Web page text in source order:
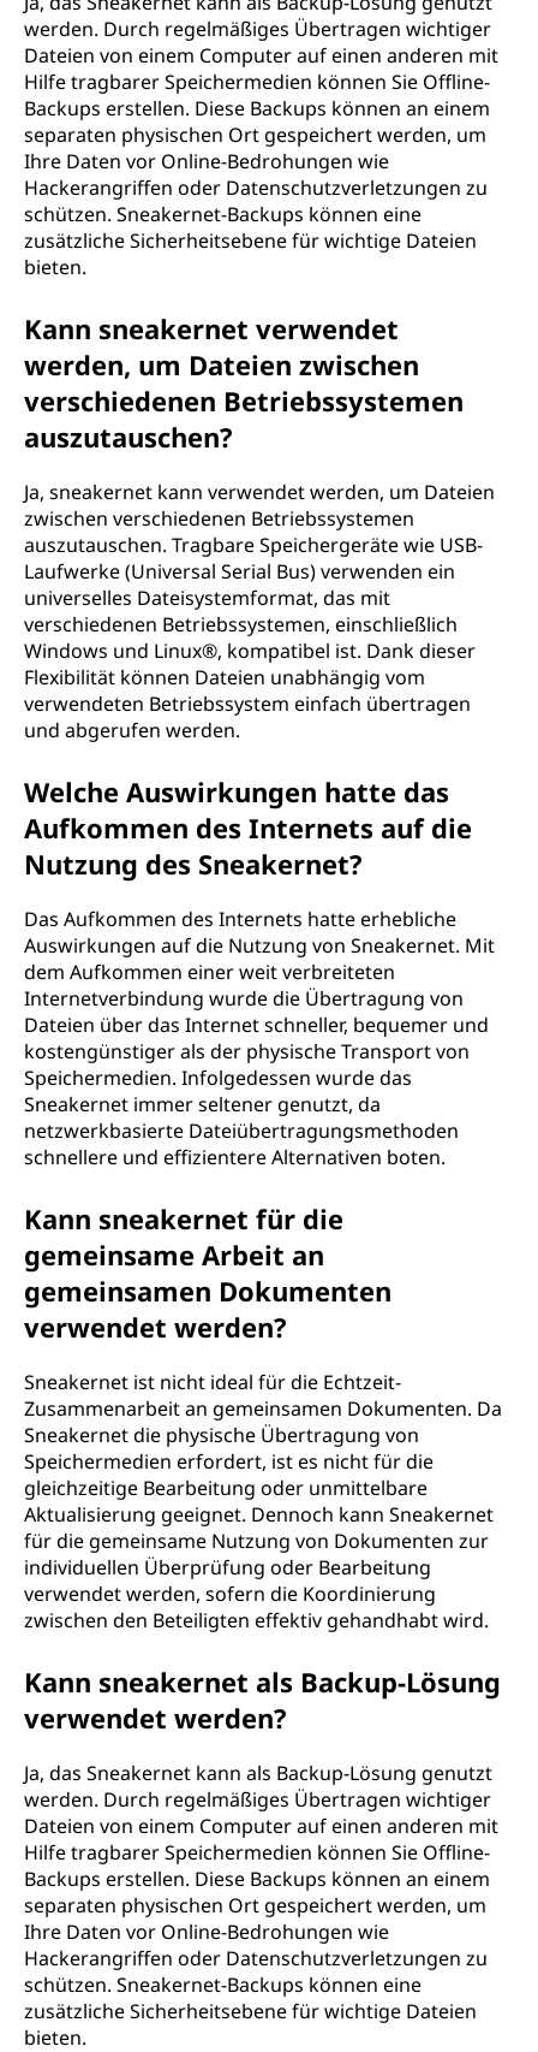
werden. Durch regelmäßiges Übertragen wichtiger
Dateien von einem Computer auf einen anderen mit
Hilfe tragbarer Speichermedien können Sie Offline-
Backups erstellen. Diese Backups können an einem
separaten physischen Ort gespeichert werden, um
Ihre Daten vor Online-Bedrohungen wie
Hackerangriffen oder Datenschutzverletzungen zu
schützen. Sneakernet-Backups können eine
zusätzliche Sicherheitsebene für wichtige Dateien
bieten.
Kann sneakernet verwendet
werden, um Dateien zwischen
verschiedenen Betriebssystemen
auszutauschen?
Ja, sneakernet kann verwendet werden, um Dateien
zwischen verschiedenen Betriebssystemen
auszutauschen. Tragbare Speichergeräte wie USB-
Laufwerke (Universal Serial Bus) verwenden ein
universelles Dateisystemformat, das mit
verschiedenen Betriebssystemen, einschließlich
Windows und Linux®, kompatibel ist. Dank dieser
Flexibilität können Dateien unabhängig vom
verwendeten Betriebssystem einfach übertragen
und abgerufen werden.
Welche Auswirkungen hatte das
Aufkommen des Internets auf die
Nutzung des Sneakernet?
Das Aufkommen des Internets hatte erhebliche
Auswirkungen auf die Nutzung von Sneakernet. Mit
dem Aufkommen einer weit verbreiteten
Internetverbindung wurde die Übertragung von
Dateien über das Internet schneller, bequemer und
kostengünstiger als der physische Transport von
Speichermedien. Infolgedessen wurde das
Sneakernet immer seltener genutzt, da
netzwerkbasierte Dateiübertragungsmethoden
schnellere und effizientere Alternativen boten.
Kann sneakernet für die
gemeinsame Arbeit an
gemeinsamen Dokumenten
verwendet werden?
Sneakernet ist nicht ideal für die Echtzeit-
Zusammenarbeit an gemeinsamen Dokumenten. Da
Sneakernet die physische Übertragung von
Speichermedien erfordert, ist es nicht für die
gleichzeitige Bearbeitung oder unmittelbare
Aktualisierung geeignet. Dennoch kann Sneakernet
für die gemeinsame Nutzung von Dokumenten zur
individuellen Überprüfung oder Bearbeitung
verwendet werden, sofern die Koordinierung
zwischen den Beteiligten effektiv gehandhabt wird.
Kann sneakernet als Backup-Lösung
verwendet werden?
Ja, das Sneakernet kann als Backup-Lösung genutzt
werden. Durch regelmäßiges Übertragen wichtiger
Dateien von einem Computer auf einen anderen mit
Hilfe tragbarer Speichermedien können Sie Offline-
Backups erstellen. Diese Backups können an einem
separaten physischen Ort gespeichert werden, um
Ihre Daten vor Online-Bedrohungen wie
Hackerangriffen oder Datenschutzverletzungen zu
schützen. Sneakernet-Backups können eine
zusätzliche Sicherheitsebene für wichtige Dateien
bieten.